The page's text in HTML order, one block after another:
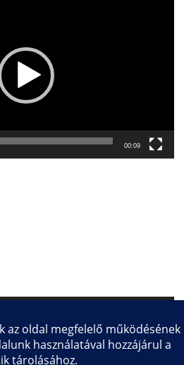
00:09
és Járműmérnöki Kar